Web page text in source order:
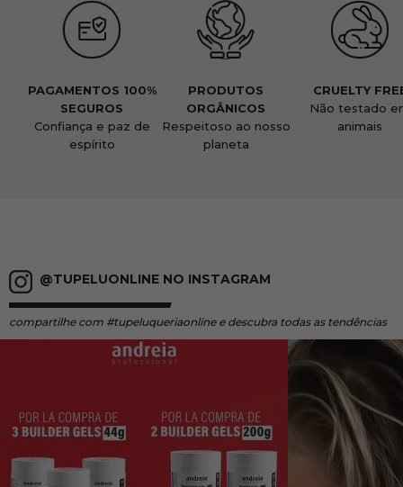
PAGAMENTOS 100%
SEGUROS
Confiança e paz de
espírito
PRODUTOS
ORGÂNICOS
Respeitoso ao nosso
planeta
CRUELTY
Não testado
animais
@TUPELUONLINE NO INSTAGRAM
compartilhe com #tupeluqueriaonline e descubra todas as tendências